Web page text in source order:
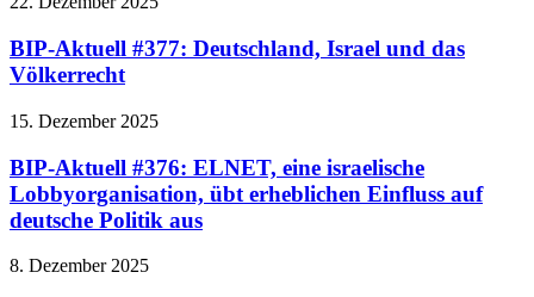
BIP-Aktuell #377: Deutschland, Israel und das
Völkerrecht
15. Dezember 2025
BIP-Aktuell #376: ELNET, eine israelische
Lobbyorganisation, übt erheblichen Einfluss auf
deutsche Politik aus
8. Dezember 2025